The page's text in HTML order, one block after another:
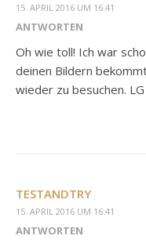
15. APRIL 2016 UM 16:41
ANTWORTEN
Oh wie toll! Ich war
deinen Bildern
wieder zu besuchen. LG
TESTANDTRY
15. APRIL 2016 UM 16:41
ANTWORTEN